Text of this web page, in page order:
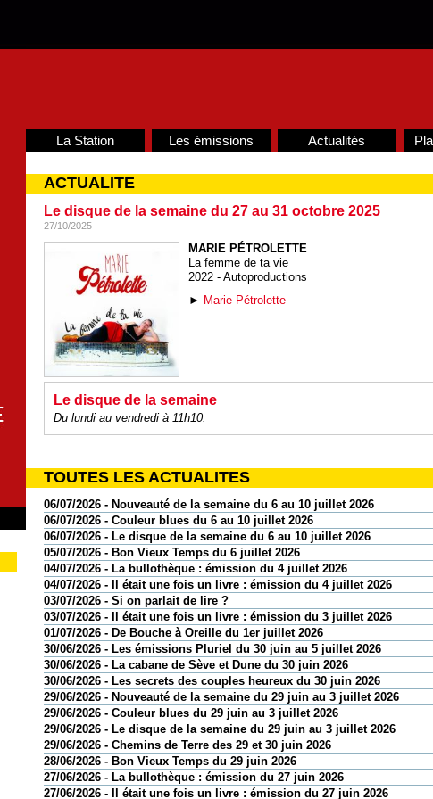
La Station Les émissions Actualités
ACTUALITE
Le disque de la semaine du 27 au 31 octobre 2025
27/10/2025
MARIE PÉTROLETTE
La femme de ta vie
2022 - Autoproductions
► Marie Pétrolette
Le disque de la semaine
Du lundi au vendredi à 11h10.
TOUTES LES ACTUALITES
06/07/2026 - Nouveauté de la semaine du 6 au 10 juillet 2026
06/07/2026 - Couleur blues du 6 au 10 juillet 2026
06/07/2026 - Le disque de la semaine du 6 au 10 juillet 2026
05/07/2026 - Bon Vieux Temps du 6 juillet 2026
04/07/2026 - La bullothèque : émission du 4 juillet 2026
04/07/2026 - Il était une fois un livre : émission du 4 juillet 2026
03/07/2026 - Si on parlait de lire ?
03/07/2026 - Il était une fois un livre : émission du 3 juillet 2026
01/07/2026 - De Bouche à Oreille du 1er juillet 2026
30/06/2026 - Les émissions Pluriel du 30 juin au 5 juillet 2026
30/06/2026 - La cabane de Sève et Dune du 30 juin 2026
30/06/2026 - Les secrets des couples heureux du 30 juin 2026
29/06/2026 - Nouveauté de la semaine du 29 juin au 3 juillet 2026
29/06/2026 - Couleur blues du 29 juin au 3 juillet 2026
29/06/2026 - Le disque de la semaine du 29 juin au 3 juillet 2026
29/06/2026 - Chemins de Terre des 29 et 30 juin 2026
28/06/2026 - Bon Vieux Temps du 29 juin 2026
27/06/2026 - La bullothèque : émission du 27 juin 2026
27/06/2026 - Il était une fois un livre : émission du 27 juin 2026